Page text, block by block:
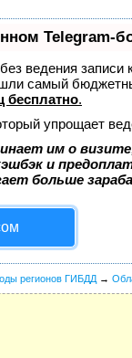
Telegram-
ведения
самый
бесплатно.
упрощает
им о
и
больше
регионов ГИБДД →